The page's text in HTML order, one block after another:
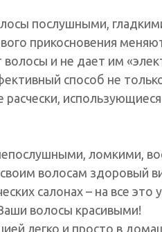
послушными,
прикосновения
и не дает им
способ не
ломкими,
волосам здоровый
салонах – на все
волосы красивыми!
легко и просто в